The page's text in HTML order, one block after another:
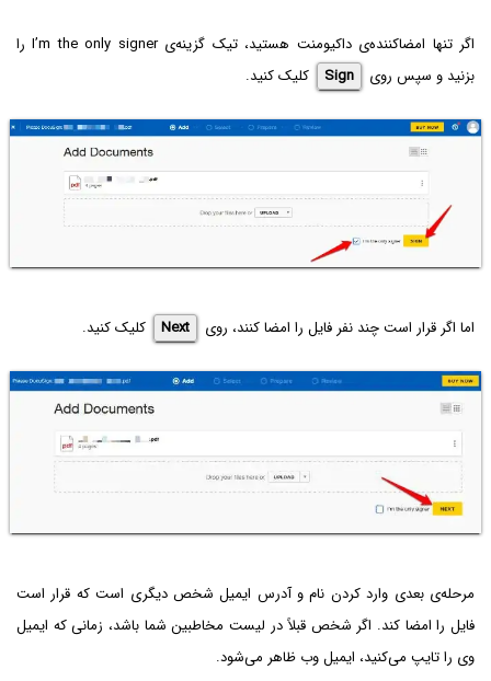
اگر تنها امضاکننده‌ی داکیومنت هستید، تیک گزینه‌ی I’m the only signer را
بزنید و سپس روی
Sign کلیک کنید.
اما اگر قرار است چند نفر فایل را امضا کنند، روی Next کلیک کنید.
مرحله‌ی بعدی وارد کردن نام و آدرس ایمیل شخص دیگری است که قرار است
فایل را امضا کند. اگر شخص قبلاً در لیست مخاطبین شما باشد، زمانی که ایمیل
وی را تایپ می‌کنید، ایمیل وب ظاهر می‌شود.